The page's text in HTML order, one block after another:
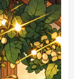
일들이 있었어요. ↗